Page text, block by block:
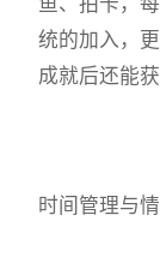
统的加入​​，
成就后还能
时间管理与